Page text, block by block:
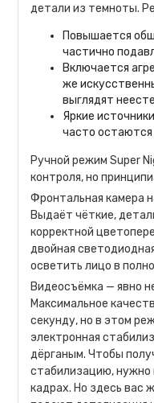
детали из темноты.
Повышается
частично
Включается
же
выглядят
Яркие
часто
Ручной режим Super
контроля, но
Фронтальная камера
Выдаёт чёткие,
корректной
двойная
осветить лицо в
Видеосъёмка — явно
Максимальное
секунду, но в этом
электронная
дёрганым. Чтобы
стабилизацию, нужно
кадрах. Но здесь вас